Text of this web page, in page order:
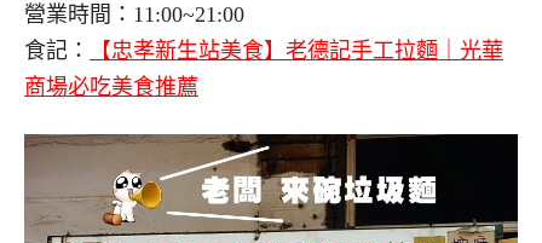
營業時間：11:00~21:00
食記：
【忠孝新生站美食】老德記手工拉麵｜光華
商場必吃美食推薦